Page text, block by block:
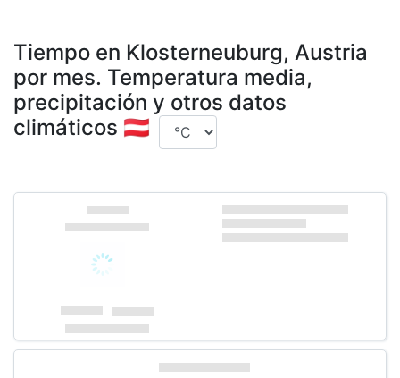
Tiempo en Klosterneuburg, Austria
por mes. Temperatura media,
precipitación y otros datos
climáticos 🇦🇹